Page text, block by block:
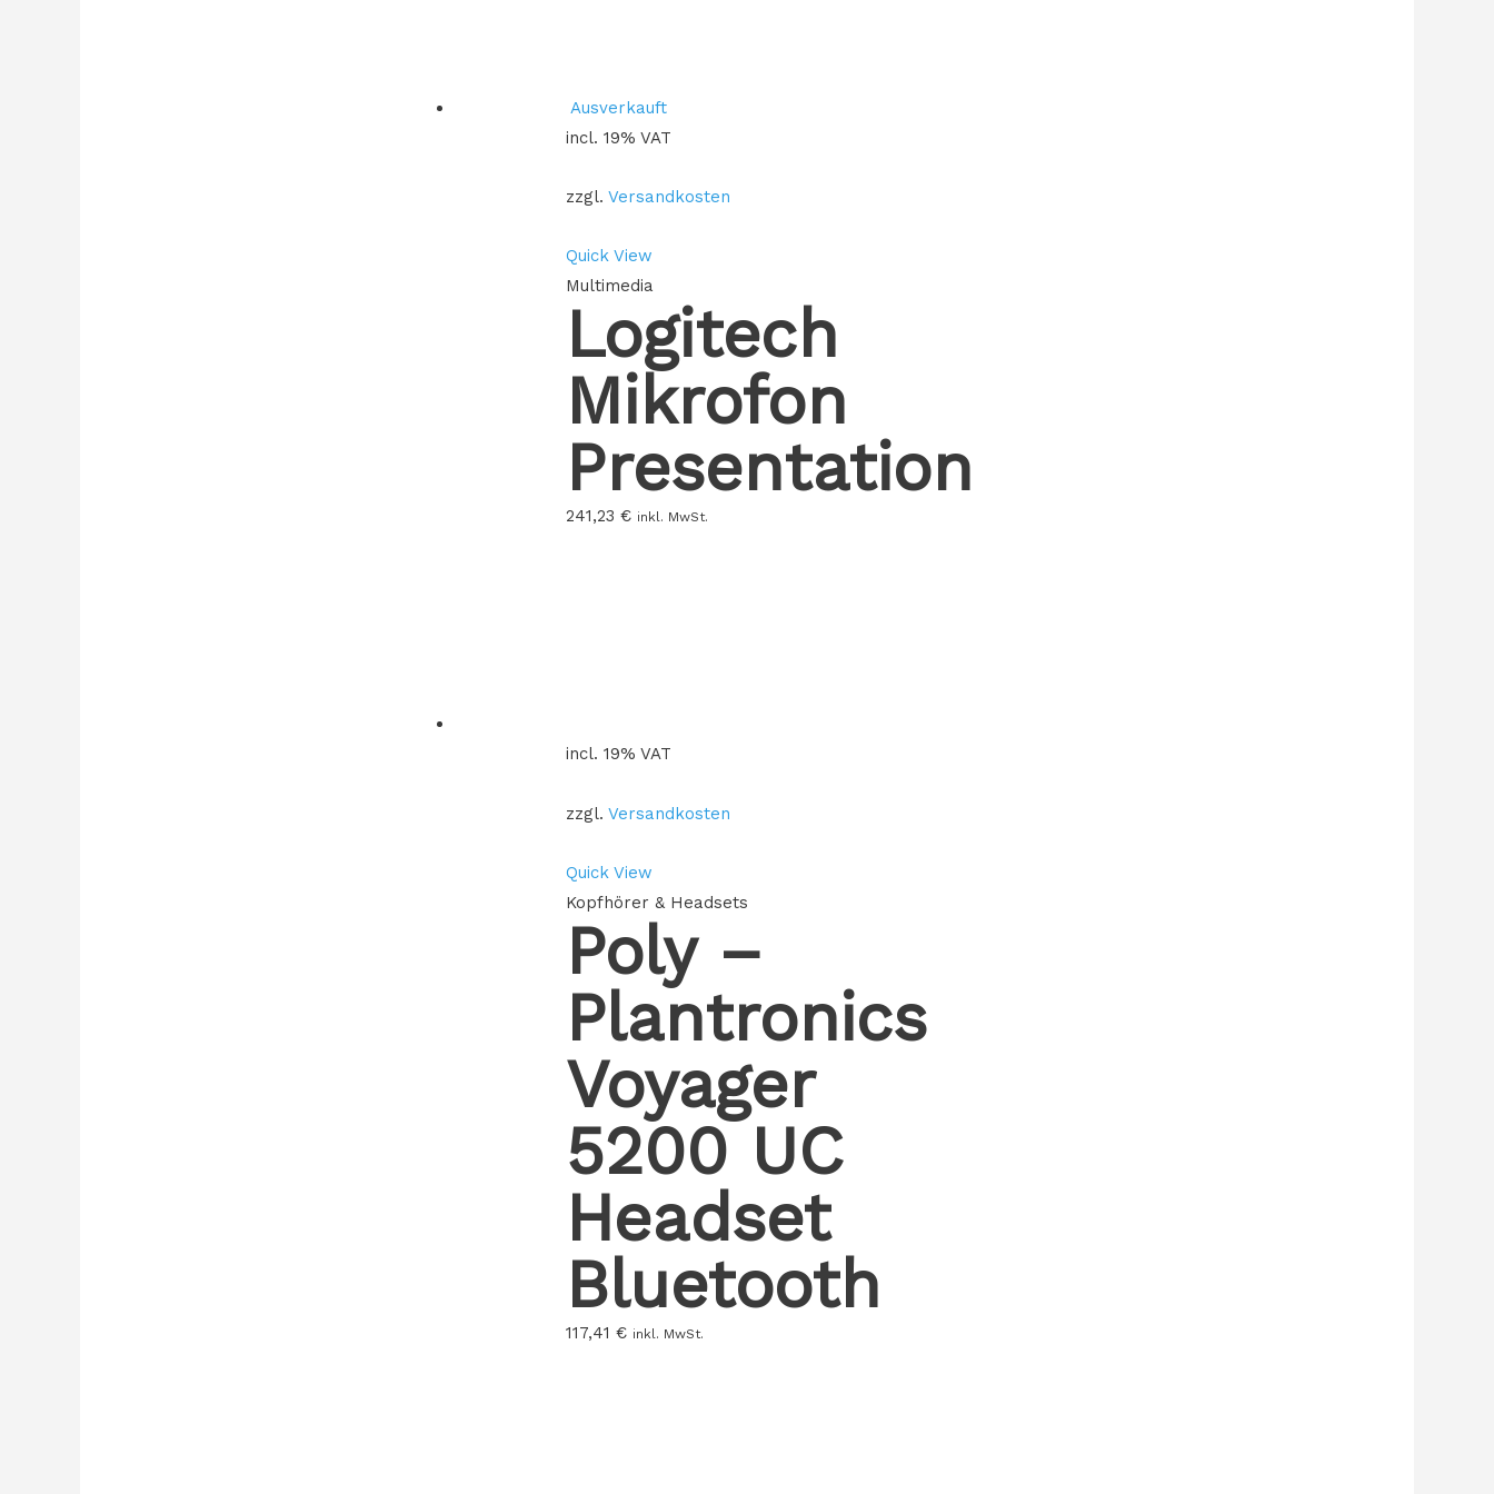
Ausverkauft
incl. 19% VAT
zzgl. Versandkosten
Quick View
Multimedia
Logitech
Mikrofon
Presentation
241,23 € inkl. MwSt.
incl. 19% VAT
zzgl. Versandkosten
Quick View
Kopfhörer & Headsets
Poly –
Plantronics
Voyager
5200 UC
Headset
Bluetooth
117,41 € inkl. MwSt.